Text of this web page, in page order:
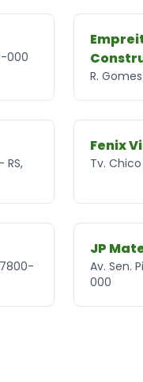
000
R.
RS,
Fenix
Tv.
JP
Av. Sen.
000